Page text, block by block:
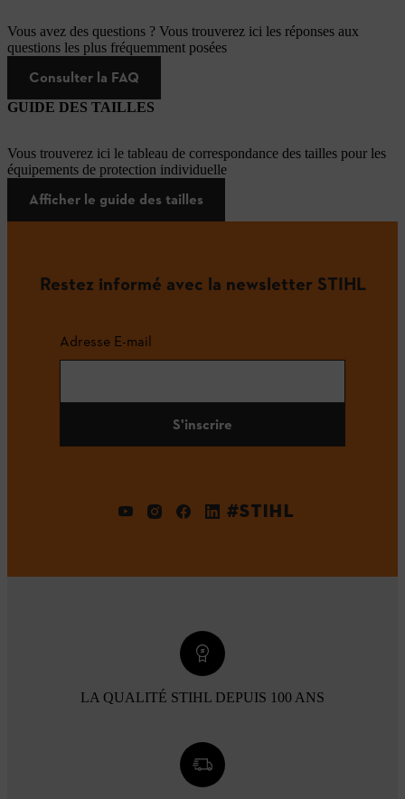
Vous avez des questions ? Vous trouverez ici les réponses aux
questions les plus fréquemment posées
Consulter la FAQ
GUIDE DES TAILLES
Vous trouverez ici le tableau de correspondance des tailles pour les
équipements de protection individuelle
Afficher le guide des tailles
Restez informé avec la newsletter STIHL
Adresse E-mail
S'inscrire
#STIHL
LA QUALITÉ STIHL DEPUIS 100 ANS